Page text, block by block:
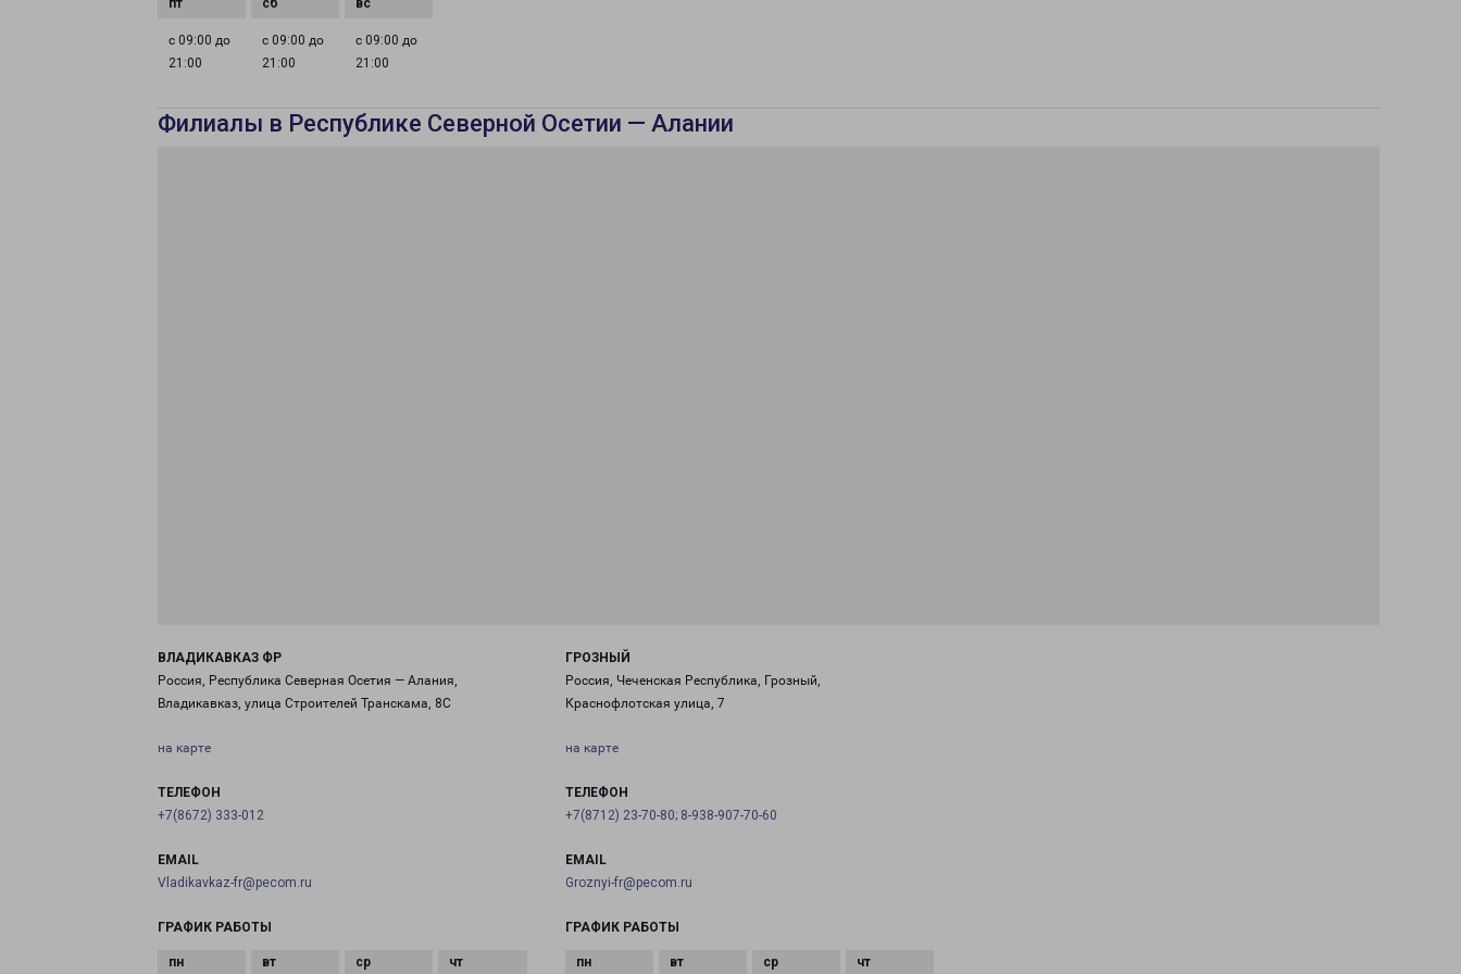
с 09:00 до
21:00
с 09:00 до
21:00
с 09:00 до
21:00
Филиалы в Республике Северной Осетии — Алании
ВЛАДИКАВКАЗ ФР
Россия, Республика Северная Осетия — Алания,
Владикавказ, улица Строителей Транскама, 8С
на карте
ТЕЛЕФОН
+7(8672) 333-012
EMAIL
Vladikavkaz-fr@pecom.ru
ГРАФИК РАБОТЫ
ГРОЗНЫЙ
Россия, Чеченская Республика, Грозный,
Краснофлотская улица, 7
на карте
ТЕЛЕФОН
+7(8712) 23-70-80; 8-938-907-70-60
EMAIL
Groznyi-fr@pecom.ru
ГРАФИК РАБОТЫ